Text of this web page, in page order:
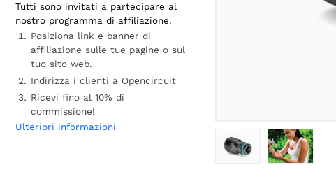
Tutti sono invitati a partecipare al
nostro programma di affiliazione.
Posiziona link e banner di
affiliazione sulle tue pagine o sul
tuo sito web.
Indirizza i clienti a Opencircuit
Ricevi fino al 10% di
commissione!
Ulteriori informazioni